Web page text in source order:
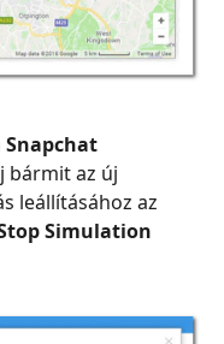
Snapchat
bármit az új
leállításához az
Simulation